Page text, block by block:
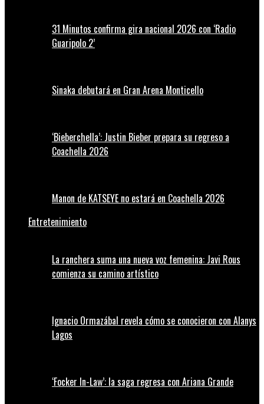
31 Minutos confirma gira nacional 2026 con ‘Radio
Guaripolo 2’
Sinaka debutará en Gran Arena Monticello
‘Bieberchella’: Justin Bieber prepara su regreso a
Coachella 2026
Manon de KATSEYE no estará en Coachella 2026
Entretenimiento
La ranchera suma una nueva voz femenina: Javi Rous
comienza su camino artístico
Ignacio Ormazábal revela cómo se conocieron con Alanys
Lagos
‘Focker In-Law’: la saga regresa con Ariana Grande